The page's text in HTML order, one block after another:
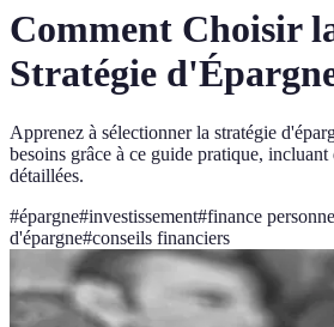
Comment Choisir
Stratégie
Apprenez à sélectionner la stratégie
besoins grâce à ce guide pratique, incluant
détaillées.
#épargne#investissement#finance
d'épargne#conseils financiers